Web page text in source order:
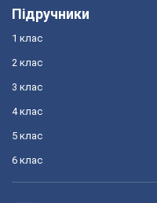
Підручники
1 клас
2 клас
3 клас
4 клас
5 клас
6 клас